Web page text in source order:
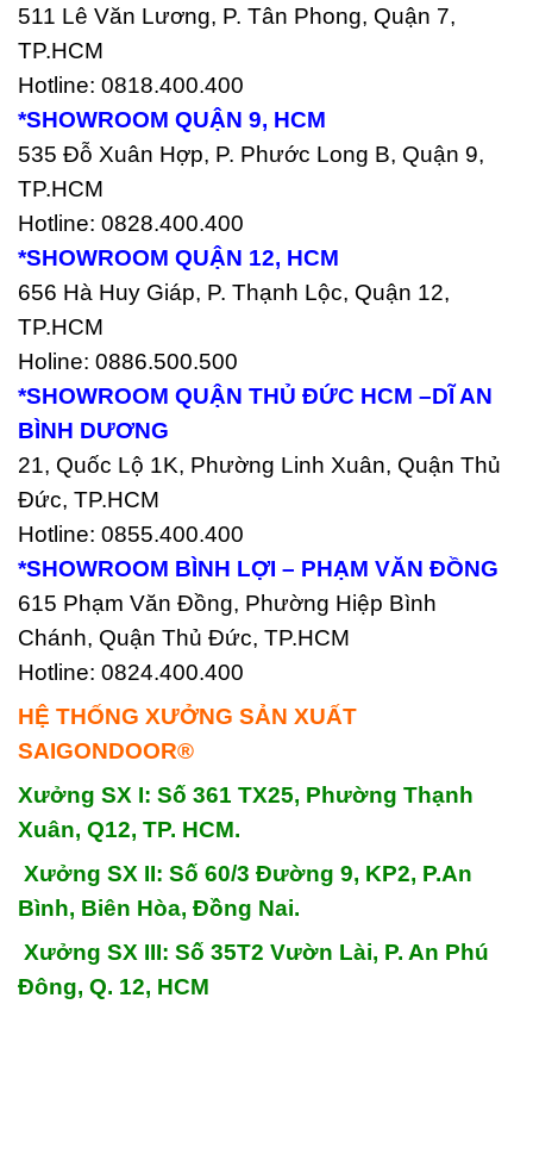
511 Lê Văn Lương, P. Tân Phong, Quận 7,
TP.HCM
Hotline: 0818.400.400
*SHOWROOM QUẬN 9, HCM
535 Đỗ Xuân Hợp, P. Phước Long B, Quận 9,
TP.HCM
Hotline: 0828.400.400
*SHOWROOM QUẬN 12, HCM
656 Hà Huy Giáp, P. Thạnh Lộc, Quận 12,
TP.HCM
Holine: 0886.500.500
*SHOWROOM QUẬN THỦ ĐỨC HCM –DĨ AN
BÌNH DƯƠNG
21, Quốc Lộ 1K, Phường Linh Xuân, Quận Thủ
Đức, TP.HCM
Hotline: 0855.400.400
*SHOWROOM BÌNH LỢI – PHẠM VĂN ĐỒNG
615 Phạm Văn Đồng, Phường Hiệp Bình
Chánh, Quận Thủ Đức, TP.HCM
Hotline: 0824.400.400
HỆ THỐNG XƯỞNG SẢN XUẤT
SAIGONDOOR®
Xưởng SX I: Số 361 TX25, Phường Thạnh
Xuân, Q12, TP. HCM.
Xưởng SX II: Số 60/3 Đường 9, KP2, P.An
Bình, Biên Hòa, Đồng Nai.
Xưởng SX III: Số 35T2 Vườn Lài, P. An Phú
Đông, Q. 12, HCM